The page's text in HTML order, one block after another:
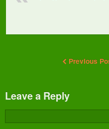
Previous
Leave a Reply